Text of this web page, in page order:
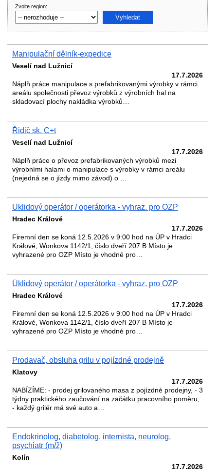
Zvolte region:
Manipulační dělník-expedice
Veselí nad Lužnicí
17.7.2026
Náplň práce manipulace s prefabrikovanými výrobky v rámci
areálu společnosti převoz výrobků z výrobních hal na
skladovací plochy nakládka výrobků…
Řidič sk. C+t
Veselí nad Lužnicí
17.7.2026
Náplň práce o převoz prefabrikovaných výrobků mezi
výrobními halami o manipulace s výrobky v rámci areálu
(nejedná se o jízdy mimo závod) o …
Úklidový operátor / operátorka - vyhraz. pro OZP
Hradec Králové
17.7.2026
Firemní den se koná 12.5.2026 v 9:00 hod na ÚP v Hradci
Králové, Wonkova 1142/1, číslo dveří 207 B Místo je
vyhrazené pro OZP Místo je vhodné pro…
Úklidový operátor / operátorka - vyhraz. pro OZP
Hradec Králové
17.7.2026
Firemní den se koná 12.5.2026 v 9:00 hod na ÚP v Hradci
Králové, Wonkova 1142/1, číslo dveří 207 B Místo je
vyhrazené pro OZP Místo je vhodné pro…
Prodavač, obsluha grilu v pojízdné prodejně
Klatovy
17.7.2026
NABÍZÍME: - prodej grilovaného masa z pojízdné prodejny, - 3
týdny praktického zaučování na začátku pracovního poměru,
- každý grilér má své auto a…
Endokrinolog, diabetolog, internista, neurolog,
psychiatr (m/ž)
Kolín
17.7.2026